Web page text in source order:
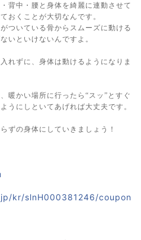
背中・腰と身体を綺麗に連動させて
おくことが大切なんです。
ついている骨からスムーズに動ける
いといけないんですよ。
れずに、身体は動けるようになりま
暖かい場所に行ったら“スッ”とすぐ
うにしといてあげれば大丈夫です。
ずの身体にしていきましょう！
kr/slnH000381246/coupon